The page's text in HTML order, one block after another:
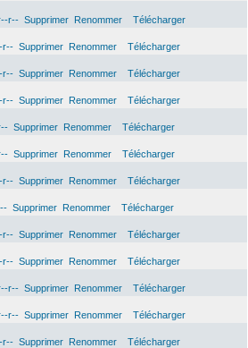
r-- Supprimer Renommer
Télécharger
r-- Supprimer Renommer
Télécharger
r-- Supprimer Renommer
Télécharger
r-- Supprimer Renommer
Télécharger
Supprimer Renommer
Télécharger
Supprimer Renommer
Télécharger
r-- Supprimer Renommer
Télécharger
Supprimer Renommer
Télécharger
r-- Supprimer Renommer
Télécharger
r-- Supprimer Renommer
Télécharger
r-- Supprimer Renommer
Télécharger
r-- Supprimer Renommer
Télécharger
r-- Supprimer Renommer
Télécharger